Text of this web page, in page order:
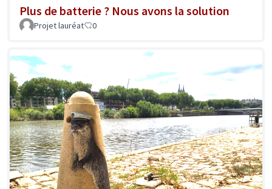
Plus de batterie ? Nous avons la solution
Projet lauréat 0